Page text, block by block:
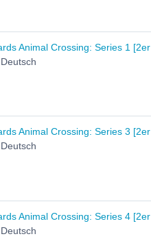
Animal Crossing: Series 1
Animal Crossing: Series 3
Animal Crossing: Series 4